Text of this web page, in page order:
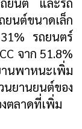
ต์ขนาดเล็ก
รถยนตร์
จาก 51.8%
นพาหนะเพิ่ม
ยานยนต์ของ
ตลาดที่เพิ่ม